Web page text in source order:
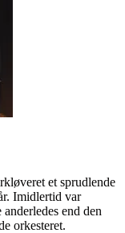
et sprudlende
Imidlertid var
end den
orkesteret.